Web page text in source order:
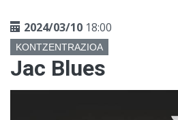
2024/03/10 18:00
KONTZENTRAZIOA
Jac Blues